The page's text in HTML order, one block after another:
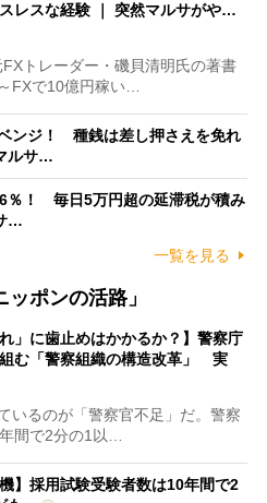
レスな経験 ｜ 突然マルサがや…
トレーダー・磯貝清明氏の著書
FXで10億円稼い…
ンジ！ 種銭は差し押さえを免れ
ルサ…
％！ 毎日5万円超の延滞税が積み
…
一覧を見る
ポンの活路」
れ」に歯止めはかかるか？】警察庁
む「警察組織の構造改革」 実
いるのが「警察官不足」だ。警察
間で2分の1以…
】採用試験受験者数は10年間で2